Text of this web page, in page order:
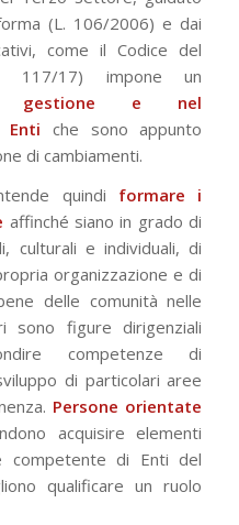
(L. 106/2006) e dai
come il Codice del
17) impone un
gestione e nel
Enti che sono appunto
di cambiamenti.
quindi formare i
affinché siano in grado di
culturali e individuali, di
organizzazione e di
delle comunità nelle
sono figure dirigenziali
competenze di
di particolari aree
Persone orientate
acquisire elementi
competente di Enti del
qualificare un ruolo